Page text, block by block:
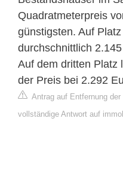
Quadratmeterpreis
günstigsten. Auf
durchschnittlich
Auf dem dritten Platz
der Preis bei 2.292
Antrag auf Entfernung der
vollständige Antwort auf